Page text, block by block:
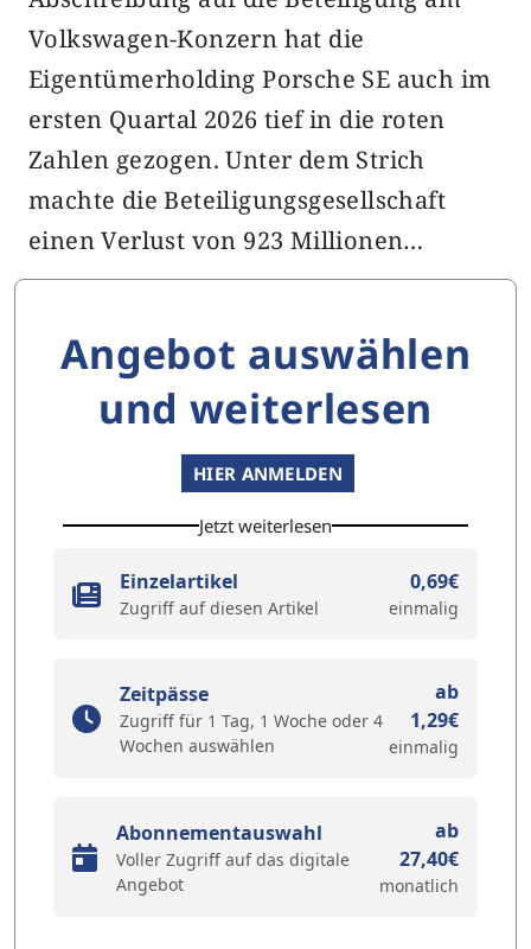
Volkswagen-Konzern hat die
Eigentümerholding Porsche SE auch im
ersten Quartal 2026 tief in die roten
Zahlen gezogen. Unter dem Strich
machte die Beteiligungsgesellschaft
einen Verlust von 923 Millionen…
Angebot auswählen
und weiterlesen
HIER ANMELDEN
Jetzt weiterlesen
Einzelartikel
Zugriff auf diesen Artikel
0,69€
einmalig
Zeitpässe
Zugriff für 1 Tag, 1 Woche oder 4
Wochen auswählen
ab
1,29€
einmalig
Abonnementauswahl
Voller Zugriff auf das digitale
Angebot
ab
27,40€
monatlich